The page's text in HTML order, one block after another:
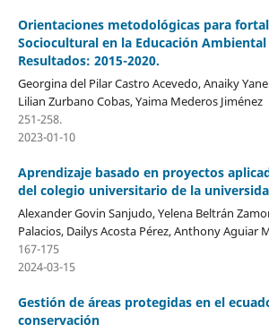
Orientaciones metodológicas para
Sociocultural en la Educación
Resultados: 2015-2020.
Georgina del Pilar Castro Acevedo, Anaiky
Lilian Zurbano Cobas, Yaima Mederos Jiménez
251-258.
2023-01-10
Aprendizaje basado en proyectos
del colegio universitario de la
Alexander Govin Sanjudo, Yelena Beltrán
Palacios, Dailys Acosta Pérez, Anthony Aguiar
167-175
2024-03-15
Gestión de áreas protegidas en el
conservación